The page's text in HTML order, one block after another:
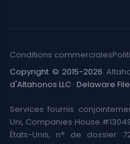
Copyright © 2015-2026
d'Altahonos LLC · Delaware File
Conditions commerciales
Services fournis
Uni, Companies House
États-Unis, n° de dossier